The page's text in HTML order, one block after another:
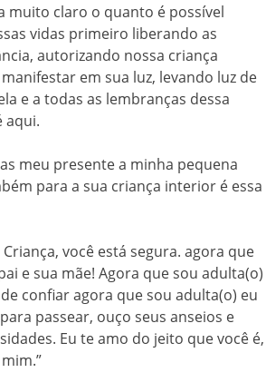
muito claro o quanto é possível
vidas primeiro liberando as
autorizando nossa criança
em sua luz, levando luz de
e a todas as lembranças dessa
aqui.
meu presente a minha pequena
para a sua criança interior é essa
você está segura. agora que
e sua mãe! Agora que sou adulta(o)
confiar agora que sou adulta(o) eu
passear, ouço seus anseios e
Eu te amo do jeito que você é,